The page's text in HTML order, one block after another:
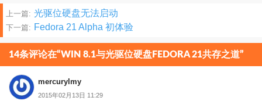
文
章
分
页
上一篇: 光驱位硬盘无法启动
下一篇: Fedora 21 Alpha 初体验
14条评论在“WIN 8.1与光驱位硬盘FEDORA 21共存之道”
mercurylmy
2015年02月13日 11:29